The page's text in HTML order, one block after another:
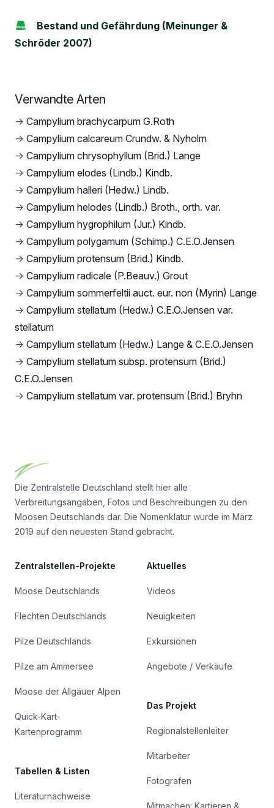
Bestand und Gefährdung (Meinunger &
Schröder 2007)
Verwandte Arten
→ Campylium brachycarpum G.Roth
→ Campylium calcareum Crundw. & Nyholm
→ Campylium chrysophyllum (Brid.) Lange
→ Campylium elodes (Lindb.) Kindb.
→ Campylium halleri (Hedw.) Lindb.
→ Campylium helodes (Lindb.) Broth., orth. var.
→ Campylium hygrophilum (Jur.) Kindb.
→ Campylium polygamum (Schimp.) C.E.O.Jensen
→ Campylium protensum (Brid.) Kindb.
→ Campylium radicale (P.Beauv.) Grout
→ Campylium sommerfeltii auct. eur. non (Myrin) Lange
→ Campylium stellatum (Hedw.) C.E.O.Jensen var.
stellatum
→ Campylium stellatum (Hedw.) Lange & C.E.O.Jensen
→ Campylium stellatum subsp. protensum (Brid.)
C.E.O.Jensen
→ Campylium stellatum var. protensum (Brid.) Bryhn
Die Zentralstelle Deutschland stellt hier alle
Verbreitungsangaben, Fotos und Beschreibungen zu den
Moosen Deutschlands dar. Die Nomenklatur wurde im März
2019 auf den neuesten Stand gebracht.
Zentralstellen-Projekte
Moose Deutschlands
Flechten Deutschlands
Pilze Deutschlands
Pilze am Ammersee
Moose der Allgäuer Alpen
Quick-Kart-
Kartenprogramm
Tabellen & Listen
Literaturnachweise
Aktuelles
Videos
Neuigkeiten
Exkursionen
Angebote / Verkäufe
Das Projekt
Regionalstellenleiter
Mitarbeiter
Fotografen